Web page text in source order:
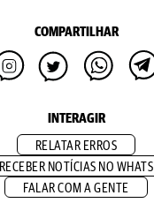
COMPARTILHAR
INTERAGIR
RELATAR ERROS
RECEBER NOTÍCIAS NO WHATS
FALAR COM A GENTE